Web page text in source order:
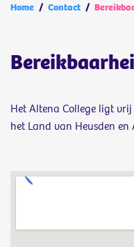
Home / Contact /
Het Altena College ligt
het Land van Heusden en